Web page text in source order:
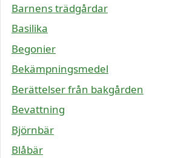
Barnens trädgårdar
Basilika
Begonier
Bekämpningsmedel
Berättelser från bakgården
Bevattning
Björnbär
Blåbär